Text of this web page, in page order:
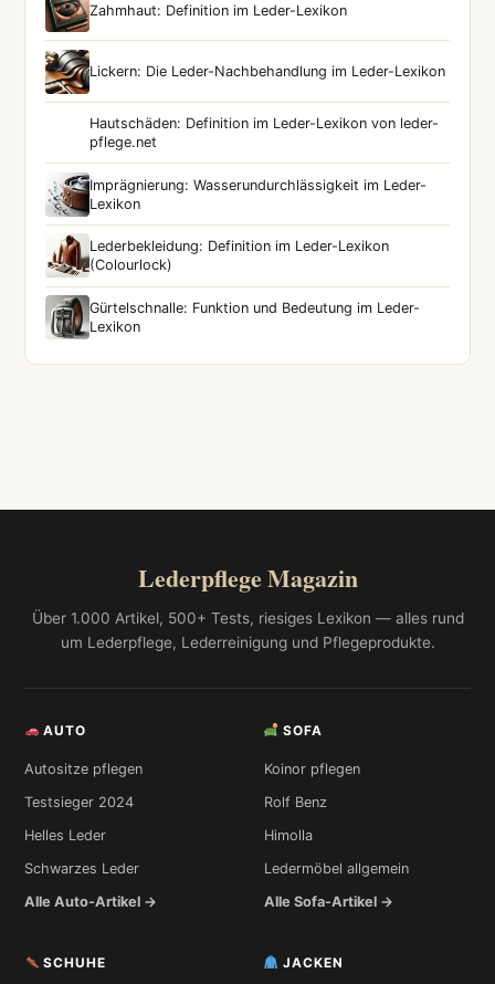
Zahmhaut: Definition im Leder-Lexikon
Lickern: Die Leder-Nachbehandlung im Leder-Lexikon
Hautschäden: Definition im Leder-Lexikon von leder-
pflege.net
Imprägnierung: Wasserundurchlässigkeit im Leder-
Lexikon
Lederbekleidung: Definition im Leder-Lexikon
(Colourlock)
Gürtelschnalle: Funktion und Bedeutung im Leder-
Lexikon
Lederpflege Magazin
Über 1.000 Artikel, 500+ Tests, riesiges Lexikon — alles rund
um Lederpflege, Lederreinigung und Pflegeprodukte.
AUTO
Autositze pflegen
Testsieger 2024
Helles Leder
Schwarzes Leder
Alle Auto-Artikel →
SOFA
Koinor pflegen
Rolf Benz
Himolla
Ledermöbel allgemein
Alle Sofa-Artikel →
SCHUHE JACKEN